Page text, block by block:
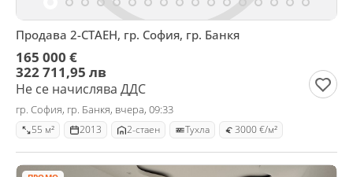
Продава 2-СТАЕН, гр. София, гр. Банкя
165 000 €
322 711,95 лв
Не се начислява ДДС
гр. София, гр. Банкя, вчера, 09:33
55 м² 2013 2-стаен Тухла 3000 €/м²